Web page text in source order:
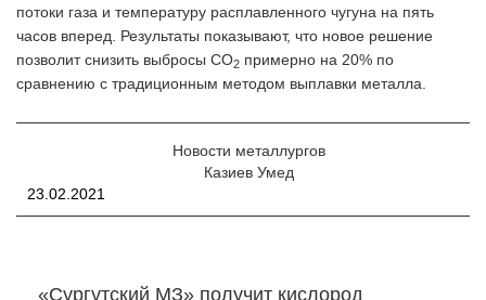
потоки газа и температуру расплавленного чугуна на пять
часов вперед. Результаты показывают, что новое решение
позволит снизить выбросы CO2 примерно на 20% по
сравнению с традиционным методом выплавки металла.
Новости металлургов
Казиев Умед
23.02.2021
«Сургутский МЗ» получит кислород